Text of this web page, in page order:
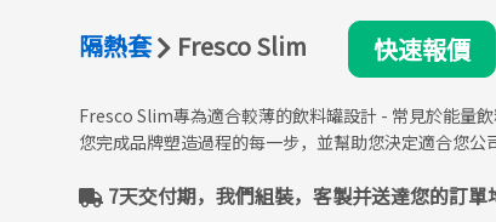
隔熱套 Fresco Slim 快速報價
Fresco Slim專為適合較薄的飲料罐設計 - 常見於能量
您完成品牌塑造過程的每一步，並幫助您決定適合您公
7天交付期，我們組裝，客製并送達您的訂單